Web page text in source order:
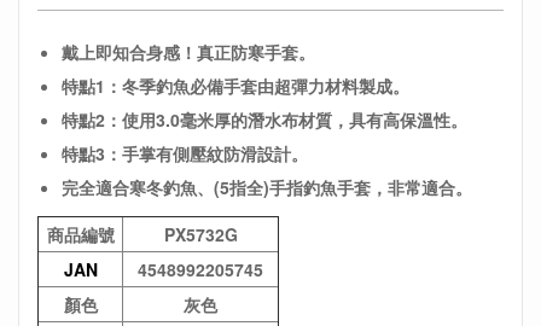
戴上即知合身感！真正防寒手套。
特點1：冬季釣魚必備手套由超彈力材料製成。
特點2：使用3.0毫米厚的潛水布材質，具有高保溫性。
特點3：手掌有側壓紋防滑設計。
完全適合寒冬釣魚、(5指全)手指釣魚手套，非常適合。
商品編號
PX5732G
JAN
4548992205745
顏色
灰色